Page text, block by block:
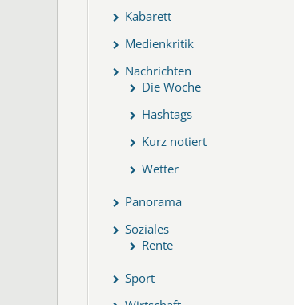
Kabarett
Medienkritik
Nachrichten
Die Woche
Hashtags
Kurz notiert
Wetter
Panorama
Soziales
Rente
Sport